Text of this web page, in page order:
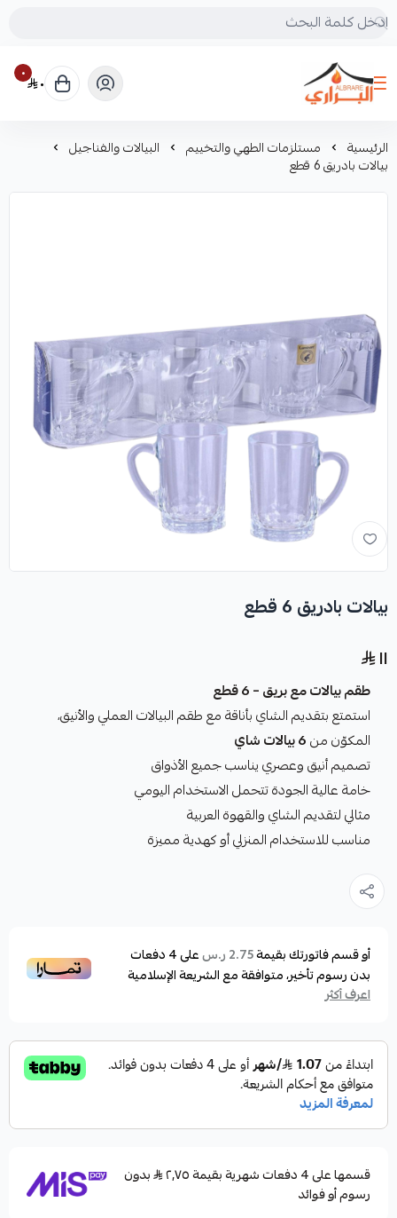
البراري للرحلات
٠ ٠
الرئيسية مستلزمات الطهي والتخييم البيالات والفناجيل
بيالات بادريق 6 قطع
بيالات بادريق 6 قطع
١١
طقم بيالات مع بريق – 6 قطع
استمتع بتقديم الشاي بأناقة مع طقم البيالات العملي والأنيق،
المكوّن من6 بيالات شاي
تصميم أنيق وعصري يناسب جميع الأذواق
خامة عالية الجودة تتحمل الاستخدام اليومي
مثالي لتقديم الشاي والقهوة العربية
مناسب للاستخدام المنزلي أو كهدية مميزة
أو قسم فاتورتك بقيمة2.75 ر.س على4دفعات
بدون رسوم تأخير، متوافقة مع الشريعة الإسلامية
اعرف أكثر
قسمها على 4 دفعات شهرية بقيمة ٢٫٧٥
بدون
رسوم أو فوائد